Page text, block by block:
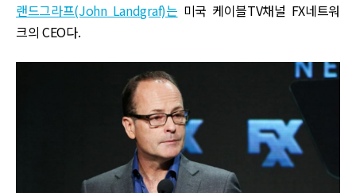
랜드그라프(John Landgraf)는 미국 케이블TV채널 FX네트워
크의 CEO다.